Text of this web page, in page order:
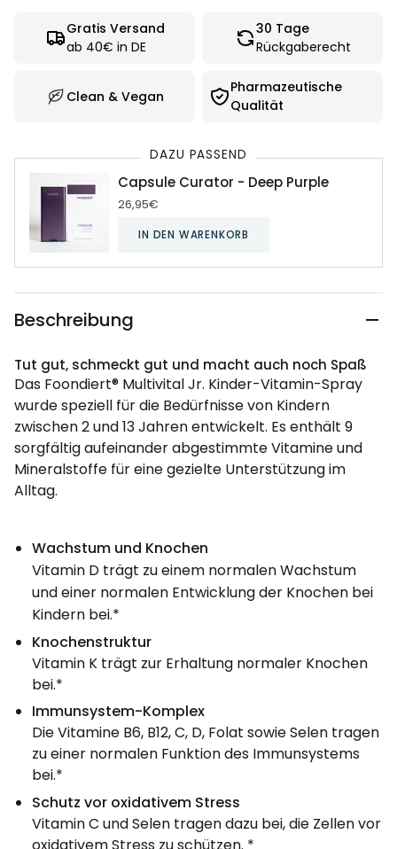
Gratis Versand
ab 40€ in DE
30 Tage
Rückgaberecht
Clean & Vegan
Pharmazeutische
Qualität
DAZU PASSEND
Capsule Curator - Deep Purple
26,95€
IN DEN WARENKORB
Beschreibung
Tut gut, schmeckt gut und macht auch noch Spaß
Das Foondiert® Multivital Jr. Kinder-Vitamin-Spray
wurde speziell für die Bedürfnisse von Kindern
zwischen 2 und 13 Jahren entwickelt. Es enthält 9
sorgfältig aufeinander abgestimmte Vitamine und
Mineralstoffe für eine gezielte Unterstützung im
Alltag.
Wachstum und Knochen
Vitamin D trägt zu einem normalen Wachstum
und einer normalen Entwicklung der Knochen bei
Kindern bei.*
Knochenstruktur
Vitamin K trägt zur Erhaltung normaler Knochen
bei.*
Immunsystem-Komplex
Die Vitamine B6, B12, C, D, Folat sowie Selen tragen
zu einer normalen Funktion des Immunsystems
bei.*
Schutz vor oxidativem Stress
Vitamin C und Selen tragen dazu bei, die Zellen vor
oxidativem Stress zu schützen. *